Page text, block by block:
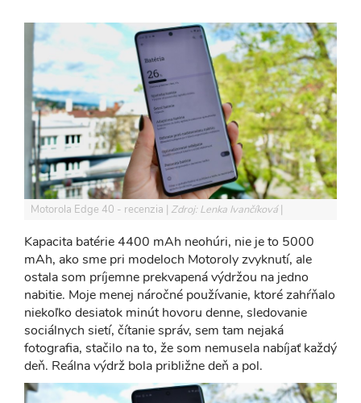
Motorola Edge 40 - recenzia Zdroj: Lenka Ivančíková
Kapacita batérie 4400 mAh neohúri, nie je to 5000
mAh, ako sme pri modeloch Motoroly zvyknutí, ale
ostala som príjemne prekvapená výdržou na jedno
nabitie. Moje menej náročné používanie, ktoré zahŕňalo
niekoľko desiatok minút hovoru denne, sledovanie
sociálnych sietí, čítanie správ, sem tam nejaká
fotografia, stačilo na to, že som nemusela nabíjať každý
deň. Reálna výdrž bola približne deň a pol.